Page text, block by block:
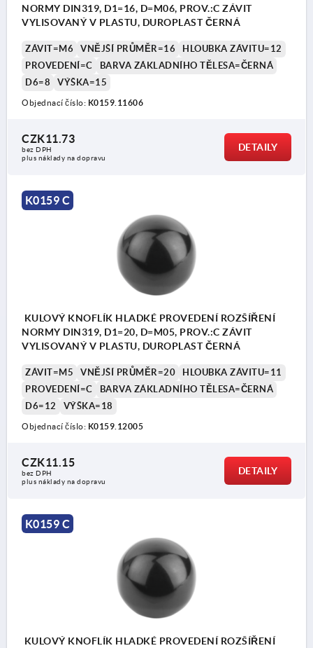
NORMY DIN319, D1=16, D=M06, PROV.:C ZÁVIT
VYLISOVANÝ V PLASTU, DUROPLAST ČERNÁ
ZÁVIT=M6 VNĚJŠÍ PRŮMĚR=16
HLOUBKA ZÁVITU=12
PROVEDENÍ=C
BARVA ZÁKLADNÍHO TĚLESA=ČERNÁ
D6=8
VÝŠKA=15
Objednací číslo: K0159.11606
CZK11.73
bez DPH
plus náklady na dopravu
DETAILY
K0159 C
KULOVÝ KNOFLÍK HLADKÉ PROVEDENÍ ROZŠÍŘENÍ
NORMY DIN319, D1=20, D=M05, PROV.:C ZÁVIT
VYLISOVANÝ V PLASTU, DUROPLAST ČERNÁ
ZÁVIT=M5 VNĚJŠÍ PRŮMĚR=20
HLOUBKA ZÁVITU=11
PROVEDENÍ=C
BARVA ZÁKLADNÍHO TĚLESA=ČERNÁ
D6=12
VÝŠKA=18
Objednací číslo: K0159.12005
CZK11.15
bez DPH
plus náklady na dopravu
DETAILY
K0159 C
KULOVÝ KNOFLÍK HLADKÉ PROVEDENÍ ROZŠÍŘENÍ